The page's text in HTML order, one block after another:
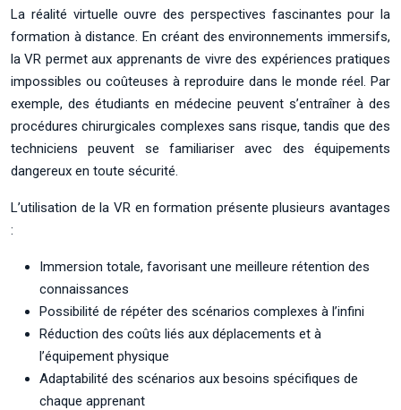
La réalité virtuelle ouvre des perspectives fascinantes pour la
formation à distance. En créant des environnements immersifs,
la VR permet aux apprenants de vivre des expériences pratiques
impossibles ou coûteuses à reproduire dans le monde réel. Par
exemple, des étudiants en médecine peuvent s’entraîner à des
procédures chirurgicales complexes sans risque, tandis que des
techniciens peuvent se familiariser avec des équipements
dangereux en toute sécurité.
L’utilisation de la VR en formation présente plusieurs avantages
:
Immersion totale, favorisant une meilleure rétention des
connaissances
Possibilité de répéter des scénarios complexes à l’infini
Réduction des coûts liés aux déplacements et à
l’équipement physique
Adaptabilité des scénarios aux besoins spécifiques de
chaque apprenant